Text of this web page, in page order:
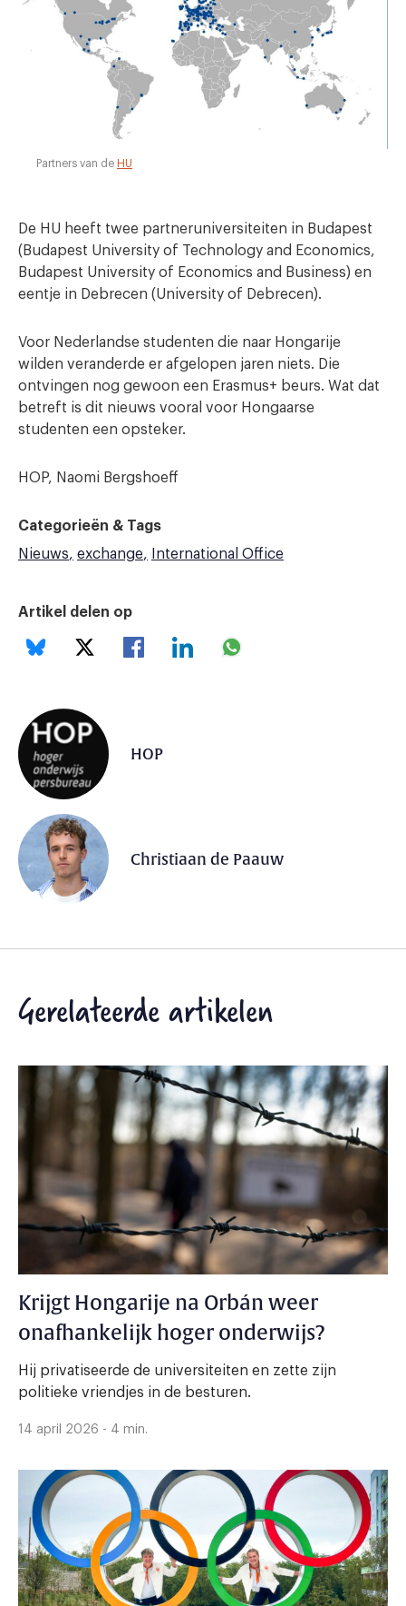
Partners van de HU
De HU heeft twee partneruniversiteiten in Budapest
(Budapest University of Technology and Economics,
Budapest University of Economics and Business) en
eentje in Debrecen (University of Debrecen).
Voor Nederlandse studenten die naar Hongarije
wilden veranderde er afgelopen jaren niets. Die
ontvingen nog gewoon een Erasmus+ beurs. Wat dat
betreft is dit nieuws vooral voor Hongaarse
studenten een opsteker.
HOP, Naomi Bergshoeff
Categorieën & Tags
Nieuws
exchange International Office
Artikel delen op
HOP
Christiaan de Paauw
Gerelateerde artikelen
Krijgt Hongarije na Orbán weer
onafhankelijk hoger onderwijs?
Hij privatiseerde de universiteiten en zette zijn
politieke vriendjes in de besturen.
14 april 2026 - 4 min.